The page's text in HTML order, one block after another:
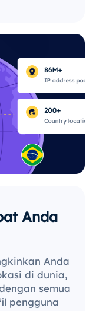
Anda
Anda
di dunia,
semua
pengguna